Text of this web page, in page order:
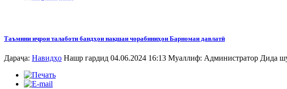
Таъмини иҷрои талаботи бандҳои нақшаи чорабиниҳои Барномаи давлатӣ
Дараҷа: Навидҳо Нашр гардид 04.06.2024 16:13 Муаллиф: Администратор Дида